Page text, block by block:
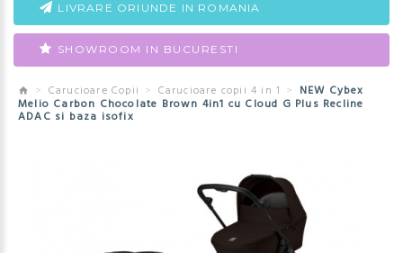
LIVRARE ORIUNDE IN ROMANIA
SHOWROOM IN BUCURESTI
Carucioare Copii Carucioare copii 4 in 1 NEW Cybex
Melio Carbon Chocolate Brown 4in1 cu Cloud G Plus Recline
ADAC si baza isofix